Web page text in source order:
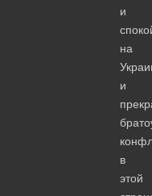
и
на
и
в
этой